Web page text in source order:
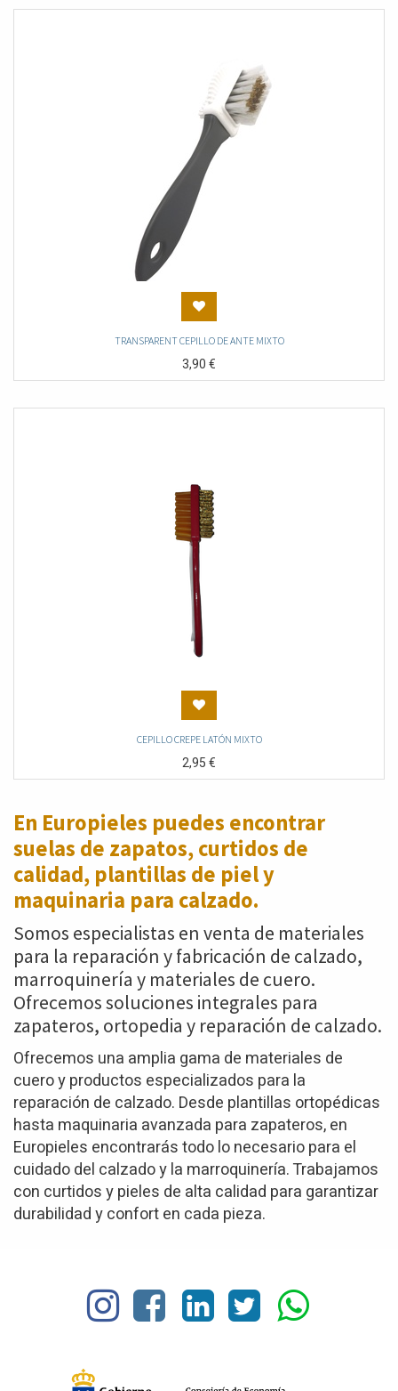
TRANSPARENT CEPILLO DE ANTE MIXTO
3,90€
CEPILLO CREPE LATÓN MIXTO
2,95€
En Europieles puedes encontrar
suelas de zapatos,curtidos de
calidad, plantillas de piel y
maquinaria para calzado.
Somos especialistas en venta de materiales
para la reparación y fabricación de calzado,
marroquinería y materiales de cuero.
Ofrecemos soluciones integrales para
zapateros, ortopedia y reparación de calzado.
Ofrecemos una amplia gama de materiales de
cuero y productos especializados para la
reparación de calzado. Desde plantillas ortopédicas
hasta maquinaria avanzada para zapateros, en
Europieles encontrarás todo lo necesario para el
cuidado del calzado y la marroquinería. Trabajamos
con curtidos y pieles de alta calidad para garantizar
durabilidad y confort en cada pieza.